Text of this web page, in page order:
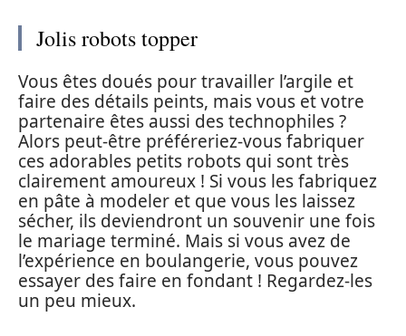
Jolis robots topper
Vous êtes doués pour travailler l’argile et
faire des détails peints, mais vous et votre
partenaire êtes aussi des technophiles ?
Alors peut-être préféreriez-vous fabriquer
ces adorables petits robots qui sont très
clairement amoureux ! Si vous les fabriquez
en pâte à modeler et que vous les laissez
sécher, ils deviendront un souvenir une fois
le mariage terminé. Mais si vous avez de
l’expérience en boulangerie, vous pouvez
essayer des faire en fondant ! Regardez-les
un peu mieux.